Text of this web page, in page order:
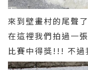
來到壁畫村的尾聲
在這裡我們拍過一
比賽中得獎!!! 不過